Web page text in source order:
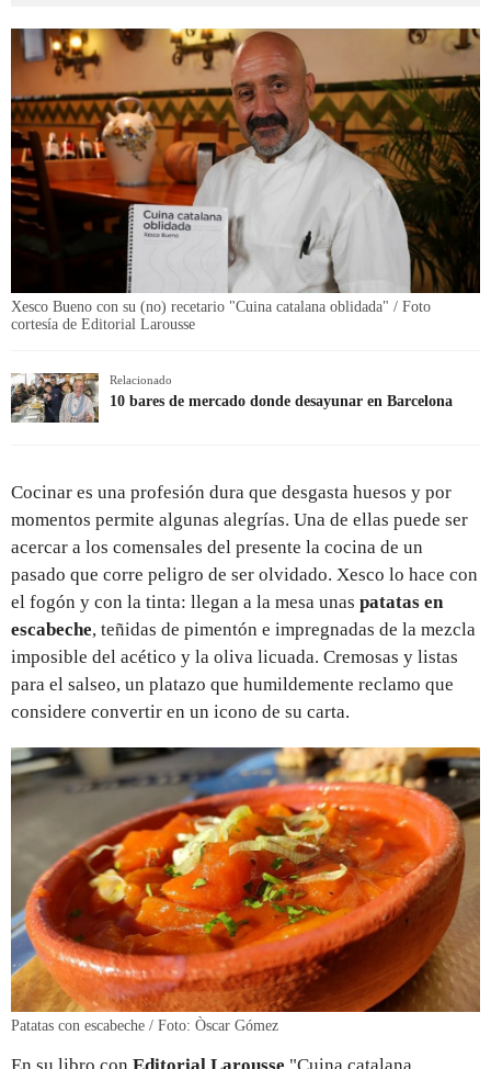
Xesco Bueno con su (no) recetario "Cuina catalana oblidada" / Foto
cortesía de Editorial Larousse
Relacionado
10 bares de mercado donde desayunar en Barcelona
Cocinar es una profesión dura que desgasta huesos y por
momentos permite algunas alegrías. Una de ellas puede ser
acercar a los comensales del presente la cocina de un
pasado que corre peligro de ser olvidado. Xesco lo hace con
el fogón y con la tinta: llegan a la mesa unas patatas en
escabeche, teñidas de pimentón e impregnadas de la mezcla
imposible del acético y la oliva licuada. Cremosas y listas
para el salseo, un platazo que humildemente reclamo que
considere convertir en un icono de su carta.
Patatas con escabeche / Foto: Òscar Gómez